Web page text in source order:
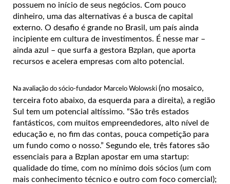
possuem no início de seus negócios. Com pouco
dinheiro, uma das alternativas é a busca de capital
externo. O desafio é grande no Brasil, um país ainda
incipiente em cultura de investimentos. É nesse mar –
ainda azul – que surfa a gestora Bzplan, que aporta
recursos e acelera empresas com alto potencial.
Na avaliação do sócio-fundador Marcelo Wolowski (no mosaico,
terceira foto abaixo, da esquerda para a direita), a região
Sul tem um potencial altíssimo. “São três estados
fantásticos, com muitos empreendedores, alto nível de
educação e, no fim das contas, pouca competição para
um fundo como o nosso.” Segundo ele, três fatores são
essenciais para a Bzplan apostar em uma startup:
qualidade do time, com no mínimo dois sócios (um com
mais conhecimento técnico e outro com foco comercial);